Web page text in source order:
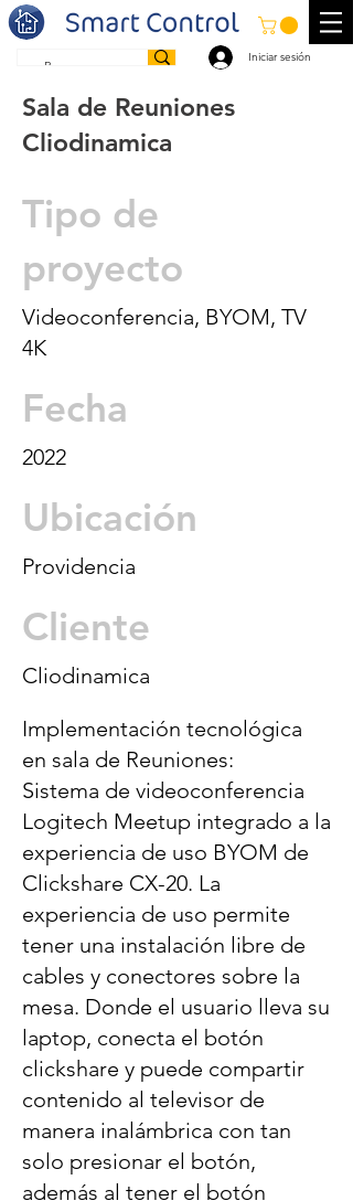
Iniciar sesión
Sala de Reuniones
Cliodinamica
Tipo de
proyecto
Videoconferencia, BYOM, TV
4K
Fecha
2022
Ubicación
Providencia
Cliente
Cliodinamica
Implementación tecnológica
en sala de Reuniones:
Sistema de videoconferencia
Logitech Meetup integrado a la
experiencia de uso BYOM de
Clickshare CX-20. La
experiencia de uso permite
tener una instalación libre de
cables y conectores sobre la
mesa. Donde el usuario lleva su
laptop, conecta el botón
clickshare y puede compartir
contenido al televisor de
manera inalámbrica con tan
solo presionar el botón,
además al tener el botón